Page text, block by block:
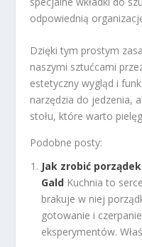
odpowiednią
Dzięki tym prostym
naszymi sztućcami
estetyczny wygląd i
narzędzia do jedzenia,
stołu, które warto
Podobne posty:
Jak zrobić
Gald Kuchnia to
brakuje w niej
gotowanie i
eksperymentów.